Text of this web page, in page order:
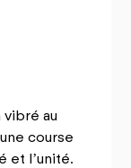
vibré au
course
et l’unité.